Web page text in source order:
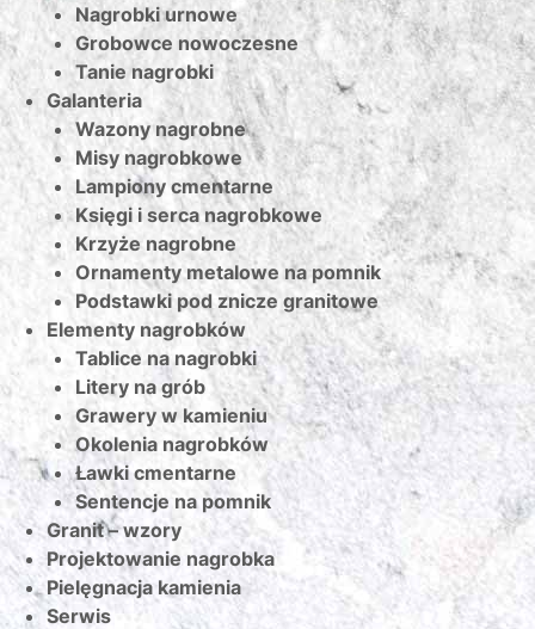
Nagrobki urnowe
Grobowce nowoczesne
Tanie nagrobki
Galanteria
Wazony nagrobne
Misy nagrobkowe
Lampiony cmentarne
Księgi i serca nagrobkowe
Krzyże nagrobne
Ornamenty metalowe na pomnik
Podstawki pod znicze granitowe
Elementy nagrobków
Tablice na nagrobki
Litery na grób
Grawery w kamieniu
Okolenia nagrobków
Ławki cmentarne
Sentencje na pomnik
Granit – wzory
Projektowanie nagrobka
Pielęgnacja kamienia
Serwis